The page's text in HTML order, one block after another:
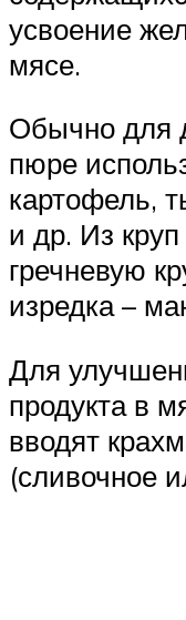
усвоение
мясе.
Обычно для
пюре
картофель,
и др. Из
гречневую
изредка –
Для
продукта в
вводят
(сливочное